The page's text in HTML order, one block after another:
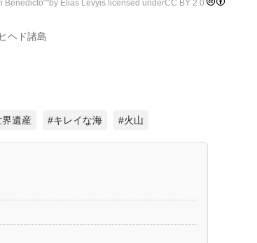
Benedicto""by Elias Levyis licensed underCC BY 2.0
ヘド諸島
遺産 #キレイな海 #火山